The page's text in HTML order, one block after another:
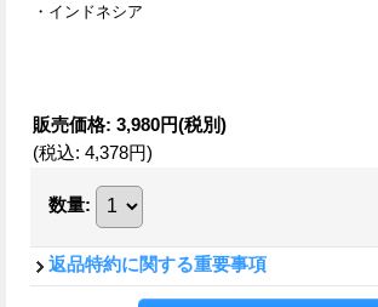
・インドネシア
販売価格: 3,980円(税別)
(税込: 4,378円)
数量:
返品特約に関する重要事項